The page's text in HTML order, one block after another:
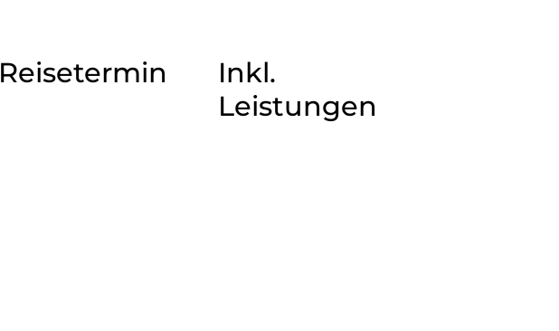
Reisetermin
Inkl.
Leistungen